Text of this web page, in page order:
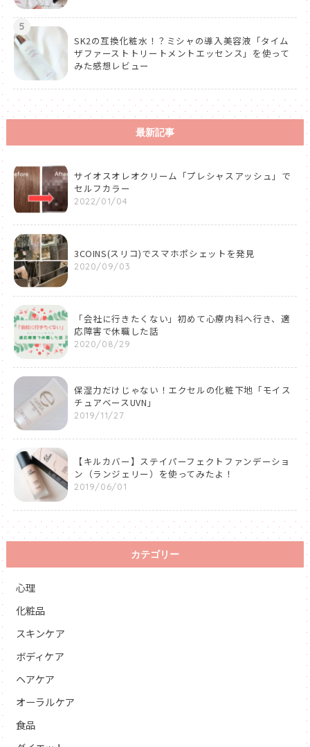
5
SK2の互換化粧水！？ミシャの導入美容液「タイム
ザファーストトリートメントエッセンス」を使って
みた感想レビュー
最新記事
サイオスオレオクリーム「プレシャスアッシュ」で
セルフカラー
2022/01/04
3COINS(スリコ)でスマホポシェットを発見
2020/09/03
「会社に行きたくない」初めて心療内科へ行き、適
応障害で休職した話
2020/08/29
保湿力だけじゃない！エクセルの化粧下地「モイス
チュアベースUVN」
2019/11/27
【キルカバー】ステイパーフェクトファンデーショ
ン（ランジェリー）を使ってみたよ！
2019/06/01
カテゴリー
心理
化粧品
スキンケア
ボディケア
ヘアケア
オーラルケア
食品